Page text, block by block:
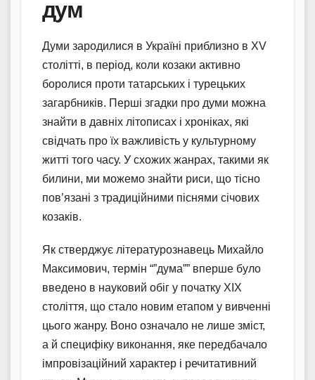
дум
Думи зародилися в Україні приблизно в XV
столітті, в період, коли козаки активно
боролися проти татарських і турецьких
загарбників. Перші згадки про думи можна
знайти в давніх літописах і хроніках, які
свідчать про їх важливість у культурному
житті того часу. У схожих жанрах, такими як
билини, ми можемо знайти риси, що тісно
пов’язані з традиційними піснями січових
козаків.
Як стверджує літературознавець Михайло
Максимович, термін “”дума”” вперше було
введено в науковий обіг у початку XIX
століття, що стало новим етапом у вивченні
цього жанру. Воно означало не лише зміст,
а й специфіку виконання, яке передбачало
імпровізаційний характер і речитативний